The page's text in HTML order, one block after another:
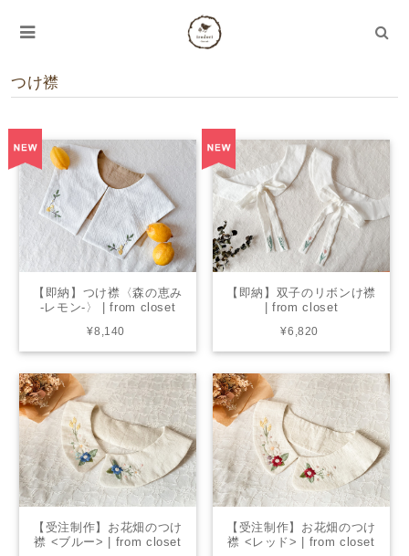
つけ襟
【即納】つけ襟〈森の恵み
-レモン-〉 | from closet
¥8,140
【即納】双子のリボンけ襟
| from closet
¥6,820
【受注制作】お花畑のつけ
襟 <ブルー> | from closet
【受注制作】お花畑のつけ
襟 <レッド> | from closet